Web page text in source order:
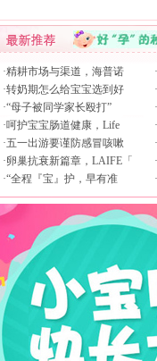
·精耕市场与渠道，海普诺
·转奶期怎么给宝宝选到好
·“母子被同学家长殴打”
·呵护宝宝肠道健康，Life
·五一出游要谨防感冒咳嗽
·卵巢抗衰新篇章，LAIFE「
·“全程『宝』护，早有准
·
·
·
·
·
·
·